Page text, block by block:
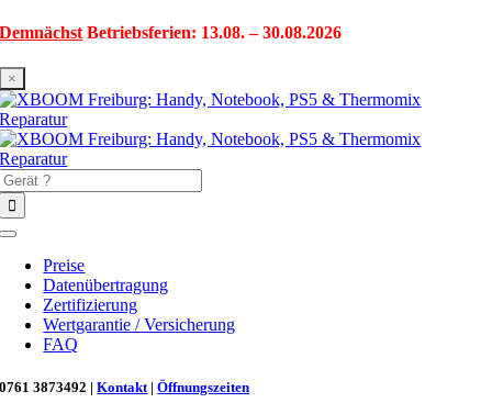
Zum
springen
Demnächst Betriebsferien: 13.08. – 30.08.2026
×
Toggle
Navigation
Preise
Datenübertragung
Zertifizierung
Wertgarantie / Versicherung
FAQ
0761 3873492 |Kontakt |Öffnungszeiten